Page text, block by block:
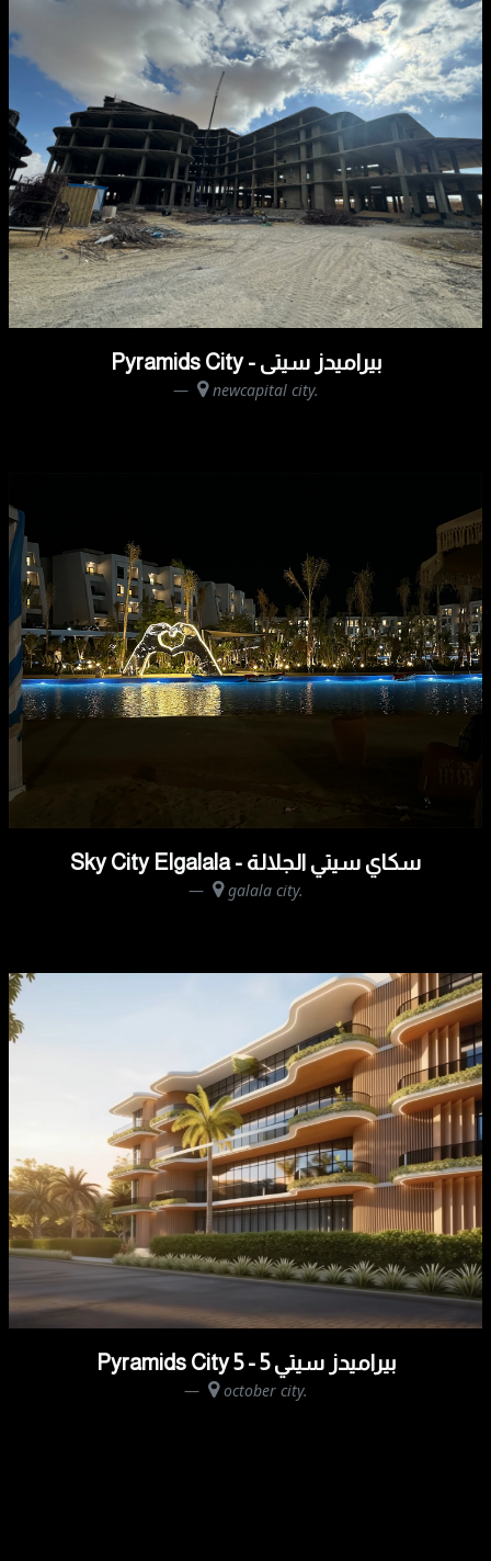
Pyramids City - بيراميدز سيتى
newcapital city.
Sky City Elgalala - سكاي سيتي الجلالة
galala city.
Pyramids City 5 - بيراميدز سيتي 5
october city.